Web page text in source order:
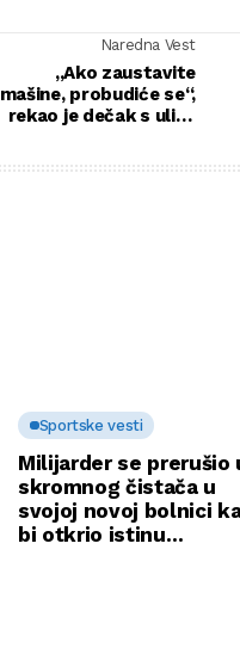
Naredna Vest
„Ako zaustavite
mašine, probudiće se“,
rekao je dečak s ulice
Sportske vesti
Milijarder se prerušio
skromnog čistača u
svojoj novoj bolnici
bi otkrio istinu…